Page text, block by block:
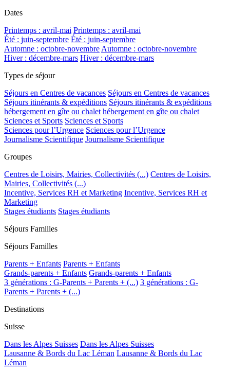
Dates
Printemps : avril-mai Printemps : avril-mai
Été : juin-septembre Été : juin-septembre
Automne : octobre-novembre Automne : octobre-novembre
Hiver : décembre-mars Hiver : décembre-mars
Types de séjour
Séjours en Centres de vacances Séjours en Centres de vacances
Séjours itinérants & expéditions Séjours itinérants & expéditions
hébergement en gîte ou chalet hébergement en gîte ou chalet
Sciences et Sports Sciences et Sports
Sciences pour l’Urgence Sciences pour l’Urgence
Journalisme Scientifique Journalisme Scientifique
Groupes
Centres de Loisirs, Mairies, Collectivités (...) Centres de Loisirs,
Mairies, Collectivités (...)
Incentive, Services RH et Marketing Incentive, Services RH et
Marketing
Stages étudiants Stages étudiants
Séjours Familles
Séjours Familles
Parents + Enfants Parents + Enfants
Grands-parents + Enfants Grands-parents + Enfants
3 générations : G-Parents + Parents + (...) 3 générations : G-
Parents + Parents + (...)
Destinations
Suisse
Dans les Alpes Suisses Dans les Alpes Suisses
Lausanne & Bords du Lac Léman Lausanne & Bords du Lac
Léman